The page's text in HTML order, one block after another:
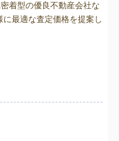
着型の優良不動産会社な
最適な査定価格を提案し